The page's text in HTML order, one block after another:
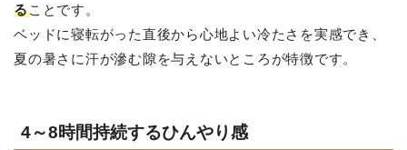
ることです。
ベッドに寝転がった直後から心地よい冷たさを実感でき、
夏の暑さに汗が滲む隙を与えないところが特徴です。
4～8時間持続するひんやり感